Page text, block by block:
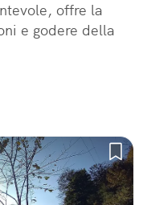
offre la
e godere della